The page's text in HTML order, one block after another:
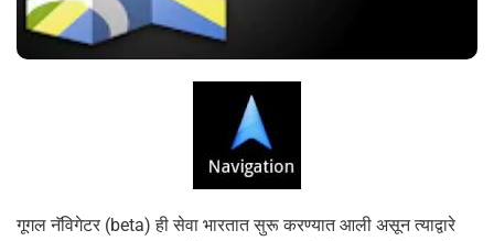
गूगल नॅविगेटर (beta) ही सेवा भारतात सुरू करण्यात आली असून त्याद्वारे